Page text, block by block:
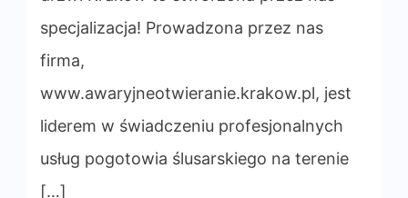
specjalizacja! Prowadzona przez nas
firma,
www.awaryjneotwieranie.krakow.pl, jest
liderem w świadczeniu profesjonalnych
usług pogotowia ślusarskiego na terenie
[…]